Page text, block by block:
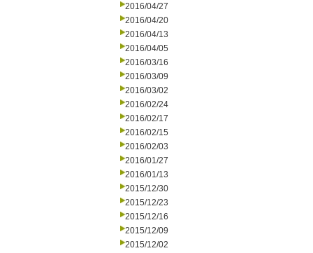
2016/04/27
2016/04/20
2016/04/13
2016/04/05
2016/03/16
2016/03/09
2016/03/02
2016/02/24
2016/02/17
2016/02/15
2016/02/03
2016/01/27
2016/01/13
2015/12/30
2015/12/23
2015/12/16
2015/12/09
2015/12/02